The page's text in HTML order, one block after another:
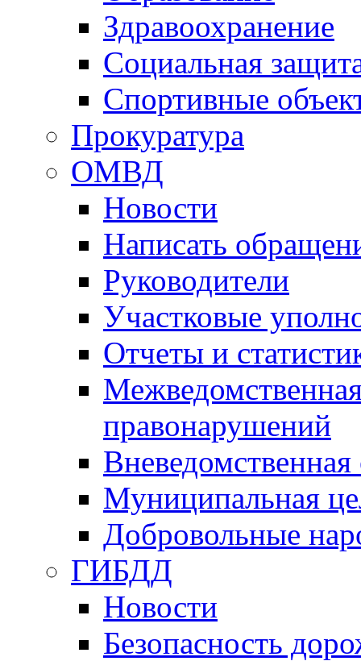
Здравоохранение
Социальная
Спортивные
Прокуратура
ОМВД
Новости
Написать
Руководители
Участковые
Отчеты и
правонарушений
Вневедомственная
Муниципальная
Добровольные
ГИБДД
Новости
Безопасность